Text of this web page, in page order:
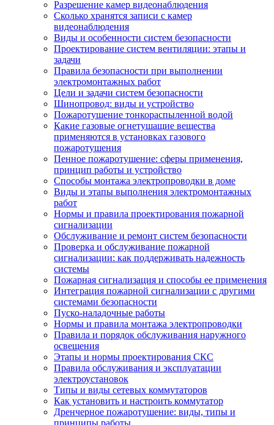
Разрешение камер видеонаблюдения
Сколько хранятся записи с камер
видеонаблюдения
Виды и особенности систем безопасности
Проектирование систем вентиляции: этапы и
задачи
Правила безопасности при выполнении
электромонтажных работ
Цели и задачи систем безопасности
Шинопровод: виды и устройство
Пожаротушение тонкораспыленной водой
Какие газовые огнетушащие вещества
применяются в установках газового
пожаротушения
Пенное пожаротушение: сферы применения,
принцип работы и устройство
Способы монтажа электропроводки в доме
Виды и этапы выполнения электромонтажных
работ
Нормы и правила проектирования пожарной
сигнализации
Обслуживание и ремонт систем безопасности
Проверка и обслуживание пожарной
сигнализации: как поддерживать надежность
системы
Пожарная сигнализация и способы ее применения
Интеграция пожарной сигнализации с другими
системами безопасности
Пуско-наладочные работы
Нормы и правила монтажа электропроводки
Правила и порядок обслуживания наружного
освещения
Этапы и нормы проектирования СКС
Правила обслуживания и эксплуатации
электроустановок
Типы и виды сетевых коммутаторов
Как установить и настроить коммутатор
Дренчерное пожаротушение: виды, типы и
принципы работы